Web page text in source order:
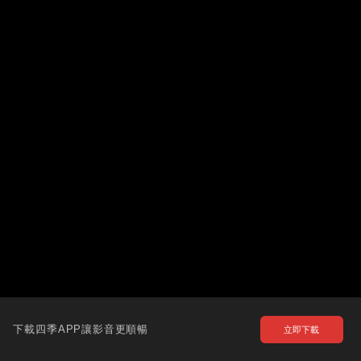
下載四季APP讓影音更順暢 立即下載